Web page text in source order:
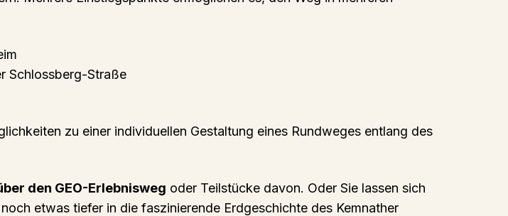
Schlossberg-Straße
zu einer individuellen Gestaltung eines Rundweges entlang des
den GEO-Erlebnisweg oder Teilstücke davon. Oder Sie lassen sich
etwas tiefer in die faszinierende Erdgeschichte des Kemnather